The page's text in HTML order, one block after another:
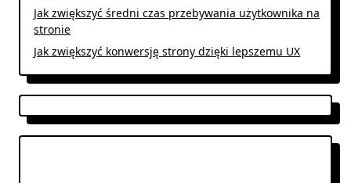
Jak zwiększyć średni czas przebywania użytkownika na
stronie
Jak zwiększyć konwersję strony dzięki lepszemu UX